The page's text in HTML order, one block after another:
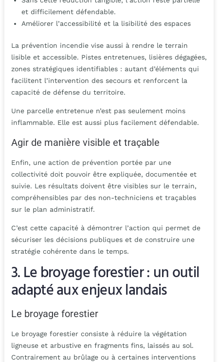
et difficilement défendable.
Améliorer l’accessibilité et la lisibilité des espaces
La prévention incendie vise aussi à rendre le terrain
lisible et accessible. Pistes entretenues, lisières dégagées,
zones stratégiques identifiables : autant d’éléments qui
facilitent l’intervention des secours et renforcent la
capacité de défense du territoire.
Une parcelle entretenue n’est pas seulement moins
inflammable. Elle est aussi plus facilement défendable.
Agir de manière visible et traçable
Enfin, une action de prévention portée par une
collectivité doit pouvoir être expliquée, documentée et
suivie. Les résultats doivent être visibles sur le terrain,
compréhensibles par des non-techniciens et traçables
sur le plan administratif.
C’est cette capacité à démontrer l’action qui permet de
sécuriser les décisions publiques et de construire une
stratégie cohérente dans le temps.
3. Le broyage forestier : un outil
adapté aux enjeux landais
Le broyage forestier
Le broyage forestier consiste à réduire la végétation
ligneuse et arbustive en fragments fins, laissés au sol.
Contrairement au brûlage ou à certaines interventions